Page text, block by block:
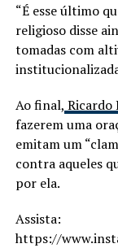
“É esse último
religioso disse
tomadas com
Ao final, Ricardo
fazerem uma
emitam um
contra aqueles
por ela.
Assista:
https://